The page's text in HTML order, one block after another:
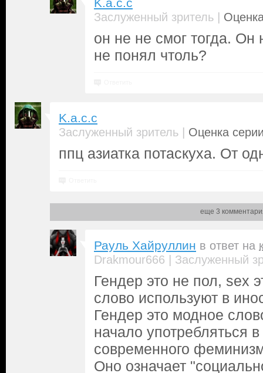
K.a.c.c
Заслуженный зритель |
он не не смог тогда. Он
не понял чтоль?
K.a.c.c
Заслуженный зритель | Оценка
ппц азиатка потаскуха. От
еще 3
Рауль Хайруллин в ответ на
Drakmour666 | Заслуженный
Гендер это не пол, sex
слово используют в
Гендер это модное
начало употребляться
современного
Оно означает